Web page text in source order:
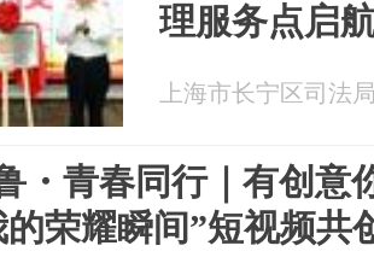
理服务点启
上海市长宁区司法
・青春同行｜有创意
的荣耀瞬间”短视频共